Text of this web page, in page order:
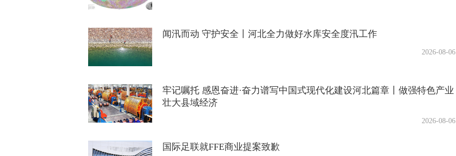
闻汛而动 守护安全丨河北全力做好水库安全度汛工作
2026-08-06
牢记嘱托 感恩奋进·奋力谱写中国式现代化建设河北篇章丨做强特色产业
壮大县域经济
2026-08-06
国际足联就FFE商业提案致歉